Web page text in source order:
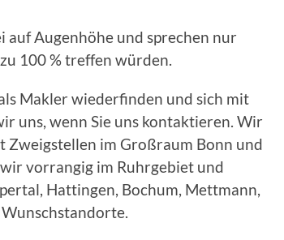
Augenhöhe und sprechen nur
100 % treffen würden.
Makler wiederfinden und sich mit
uns, wenn Sie uns kontaktieren. Wir
Zweigstellen im Großraum Bonn und
vorrangig im Ruhrgebiet und
Hattingen, Bochum, Mettmann,